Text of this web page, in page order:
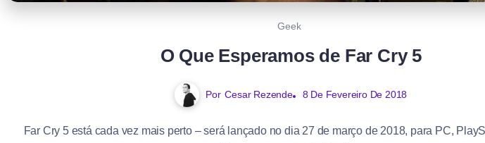
Geek
O Que Esperamos de Far Cry 5
Por Cesar Rezende 8 De Fevereiro De 2018
Far Cry 5 está cada vez mais perto – será lançado no dia 27 de março de 2018, para PC,